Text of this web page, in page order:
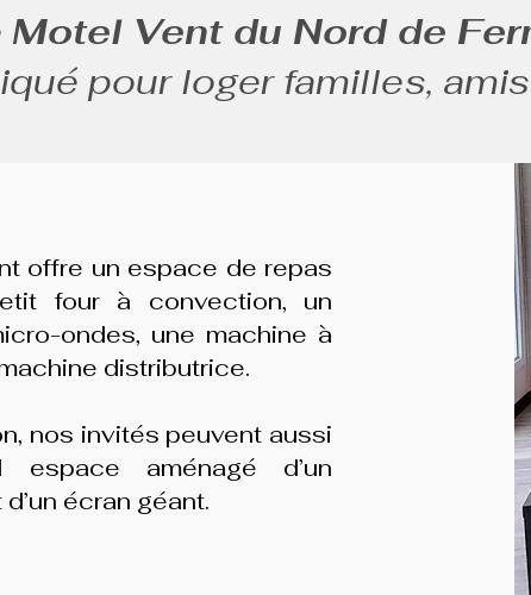
Motel Vent du Nord de
pour loger familles,
offre un espace de repas
four à convection, un
ondes, une machine à
distributrice.
nos invités peuvent aussi
espace aménagé d’un
écran géant.